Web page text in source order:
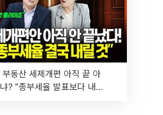
부동산 세제개편 아직 끝 아
냐? "종부세율 발표보다 내릴